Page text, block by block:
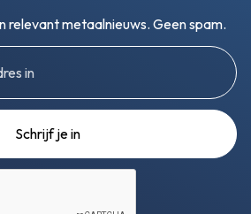
relevant metaalnieuws. Geen spam.